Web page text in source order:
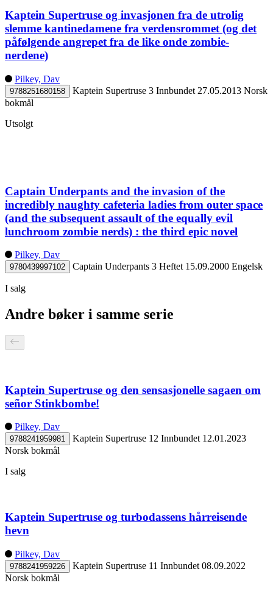
Kaptein Supertruse og invasjonen fra de utrolig
slemme kantinedamene fra verdensrommet (og det
påfølgende angrepet fra de like onde zombie-
nerdene)
Pilkey, Dav
9788251680158 Kaptein Supertruse 3 Innbundet 27.05.2013 Norsk
bokmål
Utsolgt
Captain Underpants and the invasion of the
incredibly naughty cafeteria ladies from outer space
(and the subsequent assault of the equally evil
lunchroom zombie nerds) : the third epic novel
Pilkey, Dav
9780439997102 Captain Underpants 3 Heftet 15.09.2000 Engelsk
I salg
Andre bøker i samme serie
Kaptein Supertruse og den sensasjonelle sagaen om
señor Stinkbombe!
Pilkey, Dav
9788241959981 Kaptein Supertruse 12 Innbundet 12.01.2023
Norsk bokmål
I salg
Kaptein Supertruse og turbodassens hårreisende
hevn
Pilkey, Dav
9788241959226 Kaptein Supertruse 11 Innbundet 08.09.2022
Norsk bokmål